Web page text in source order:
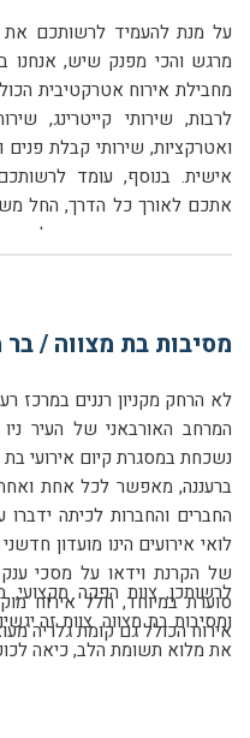
מחבילת אירוח אטרקטיבית
ואטרקציות, שירותי
אחרון האורחים עם חיוך על
מסיבות בת מצווה / בר
ברעננה, מאפשר לכל אחת
החברים והחברות לכיתה
סוערת במיוחד, חלל אירוח
אירוח הכולל גם קומת גלריה
את מלוא תשומת הלב, כיאה